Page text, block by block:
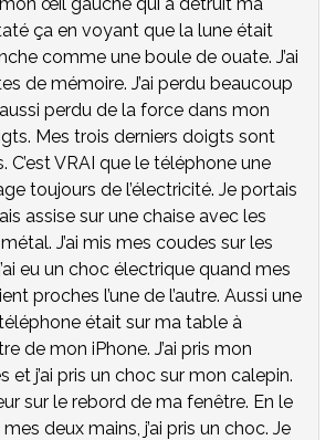
ça en voyant que la lune était
comme une boule de ouate. J’ai
de mémoire. J’ai perdu beaucoup
aussi perdu de la force dans mon
Mes trois derniers doigts sont
C’est VRAI que le téléphone une
toujours de l’électricité. Je portais
assise sur une chaise avec les
J’ai mis mes coudes sur les
eu un choc électrique quand mes
proches l’une de l’autre. Aussi une
était sur ma table à
de mon iPhone. J’ai pris mon
et j’ai pris un choc sur mon calepin.
sur le rebord de ma fenêtre. En le
deux mains, j’ai pris un choc. Je